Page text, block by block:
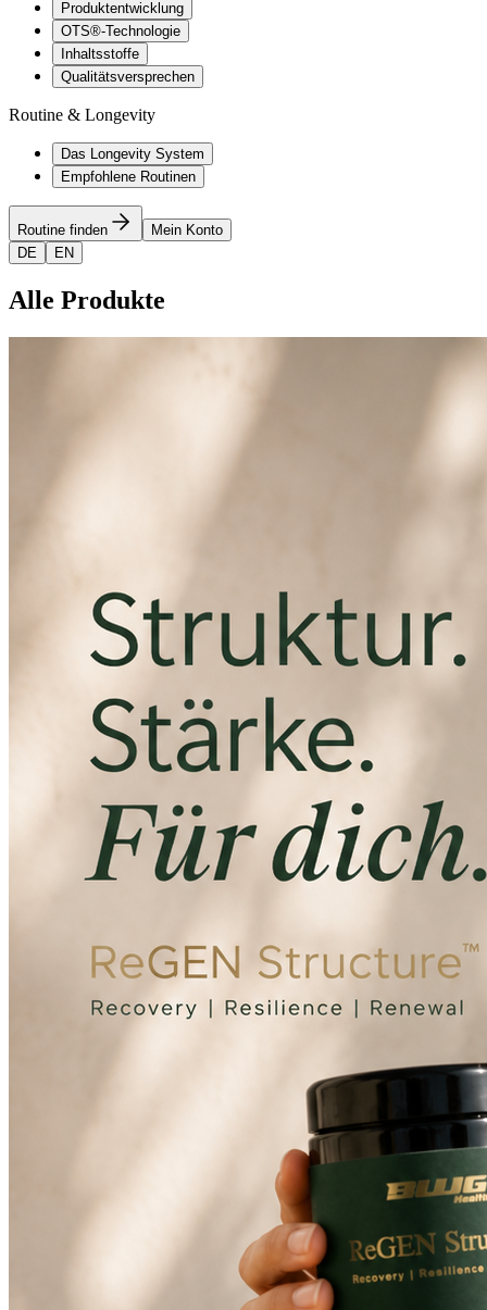
Produktentwicklung
OTS®-Technologie
Inhaltsstoffe
Qualitätsversprechen
Routine & Longevity
Das Longevity System
Empfohlene Routinen
Routine finden
Mein Konto
DE
EN
Alle Produkte